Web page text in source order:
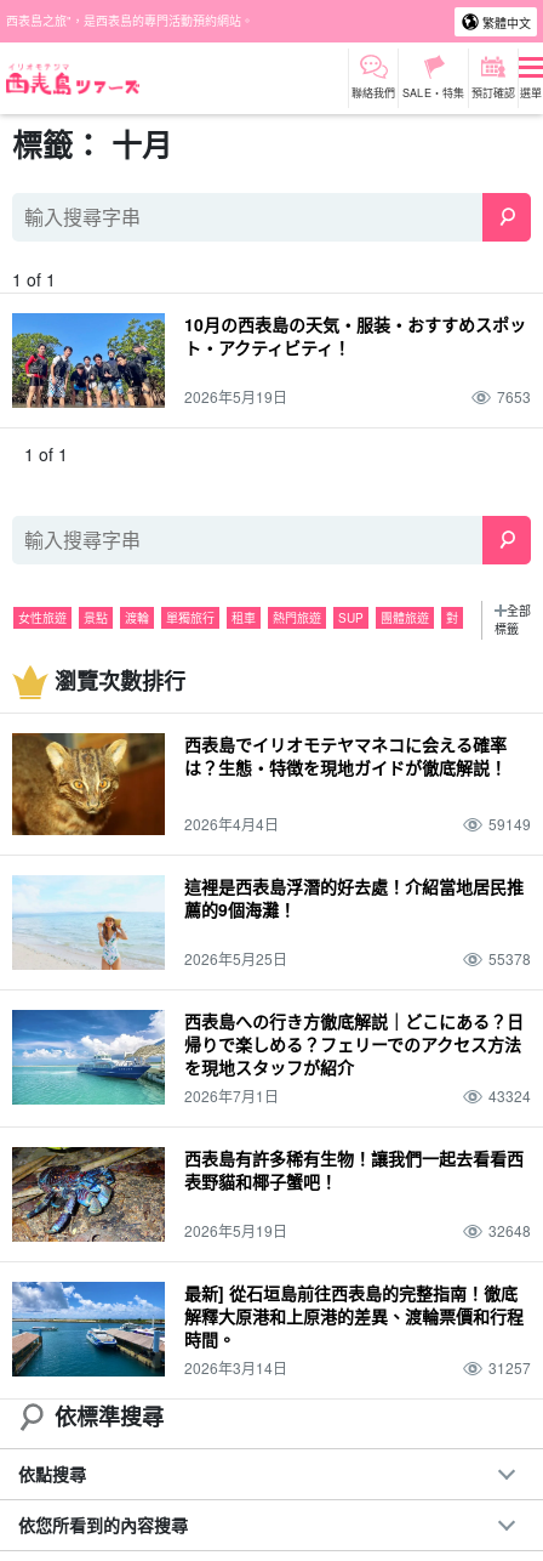
西表島之旅"，是西表島的專門活動預約網站。 繁體中文
聯絡我們 SALE・特集 預訂確認 選單
標籤： 十月
1 of 1
10月の西表島の天気・服装・おすすめスポッ
ト・アクティビティ！
2026年5月19日 7653
1 of 1
女性旅遊 景點 渡輪 單獨旅行 租車 熱門旅遊 SUP 團體旅遊 對
特殊產品和紀念品 皮划艇
萤火虫 天氣 夏天 戟葉魚黃草 裝束 秋天 駕駛 十二月 冬季 经历
春假 家庭 動物
全部
標籤
瀏覽次數排行
西表島でイリオモテヤマネコに会える確率
は？生態・特徴を現地ガイドが徹底解説！
2026年4月4日 59149
這裡是西表島浮潛的好去處！介紹當地居民推
薦的9個海灘！
2026年5月25日 55378
西表島への行き方徹底解説｜どこにある？日
帰りで楽しめる？フェリーでのアクセス方法
を現地スタッフが紹介
2026年7月1日 43324
西表島有許多稀有生物！讓我們一起去看看西
表野貓和椰子蟹吧！
2026年5月19日 32648
最新] 從石垣島前往西表島的完整指南！徹底
解釋大原港和上原港的差異、渡輪票價和行程
時間。
2026年3月14日 31257
依標準搜尋
依點搜尋
依您所看到的內容搜尋